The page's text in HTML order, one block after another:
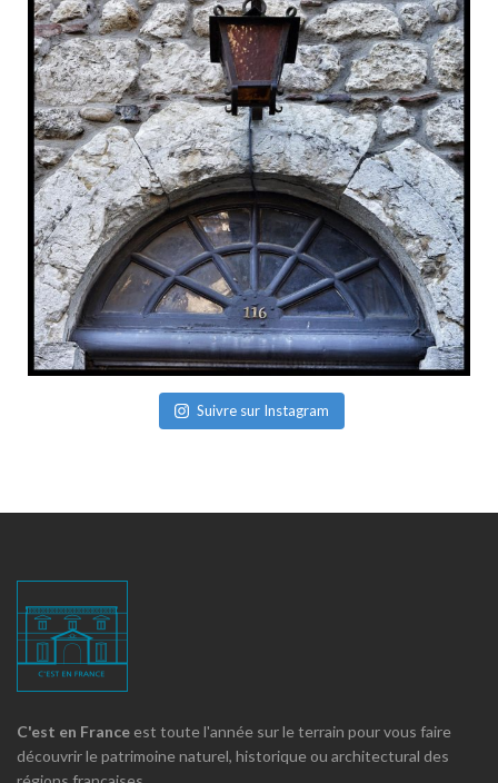
Suivre sur Instagram
C'est en France est toute l'année sur le terrain pour vous faire
découvrir le patrimoine naturel, historique ou architectural des